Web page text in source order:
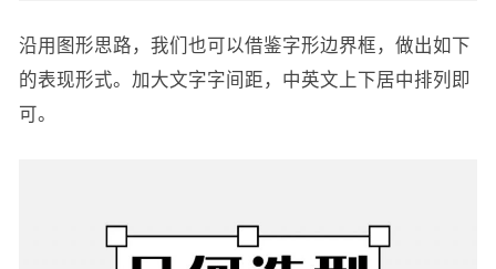
沿用图形思路，我们也可以借鉴字形边界框，做出如下
的表现形式。加大文字字间距，中英文上下居中排列即
可。